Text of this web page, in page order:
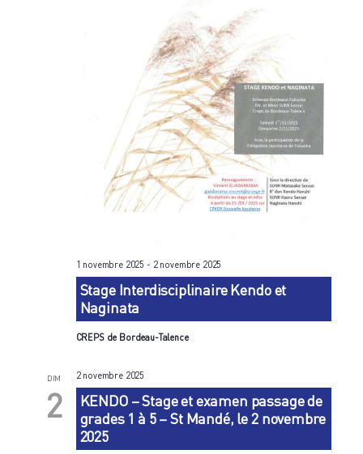
Stage Interdisciplinaire Kendo et
Naginata
1 novembre 2025 - 2 novembre 2025
CREPS de Bordeau-Talence
DIM
2
KENDO – Stage et examen passage de
grades 1 à 5 – St Mandé, le 2 novembre
2025
2 novembre 2025